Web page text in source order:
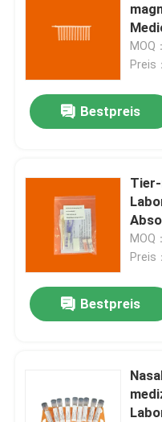
MOQ
Preis
Bestpreis
Kits
MOQ
Preis
Bestpreis